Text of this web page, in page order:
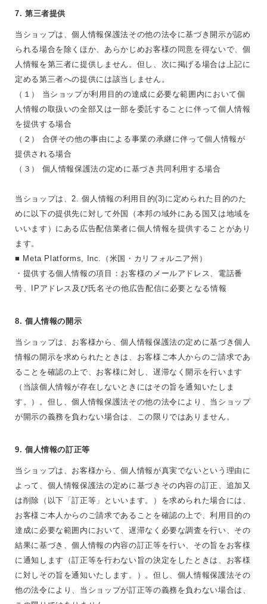
7. 第三者提供
当ショップは、個人情報保護法その他の法令に基づき開示が認め
られる場合を除くほか、あらかじめお客様の同意を得ないで、個
人情報を第三者に提供しません。但し、次に掲げる場合は上記に
定める第三者への提供には該当しません。
（１） 当ショップが利用目的の達成に必要な範囲内において個
人情報の取扱いの全部又は一部を委託することに伴って個人情報
を提供する場合
（２） 合併その他の事由による事業の承継に伴って個人情報が
提供される場合
（３） 個人情報保護法の定めに基づき共同利用する場合
当ショップは、2. 個人情報の利用目的(3)に定められた目的のた
めに以下の提供先に対して外国（本邦の域外にある国又は地域を
いいます）にある広告配信業者に個人情報を提供することがあり
ます。
■ Meta Platforms, Inc.（米国・カリフォルニア州）
・提供する個人情報の項目：お客様のメールアドレス、電話番
号、IPアドレス及び氏名その他広告配信に必要となる情報
8. 個人情報の開示
当ショップは、お客様から、個人情報保護法の定めに基づき個人
情報の開示を求められたときは、お客様ご本人からのご請求であ
ることを確認の上で、お客様に対し、遅滞なく開示を行います
（当該個人情報が存在しないときにはその旨を通知いたしま
す。）。但し、個人情報保護法その他の法令により、当ショップ
が開示の義務を負わない場合は、この限りではありません。
9. 個人情報の訂正等
当ショップは、お客様から、個人情報が真実でないという理由に
よって、個人情報保護法の定めに基づきその内容の訂正、追加又
は削除（以下「訂正等」といいます。）を求められた場合には、
お客様ご本人からのご請求であることを確認の上で、利用目的の
達成に必要な範囲内において、遅滞なく必要な調査を行い、その
結果に基づき、個人情報の内容の訂正等を行い、その旨をお客様
に通知します（訂正等を行わない旨の決定をしたときは、お客様
に対しその旨を通知いたします。）。但し、個人情報保護法その
他の法令により、当ショップが訂正等の義務を負わない場合は、